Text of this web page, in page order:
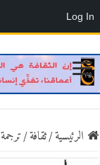
الرئيسية/ثقافة/ترجمة
Log In